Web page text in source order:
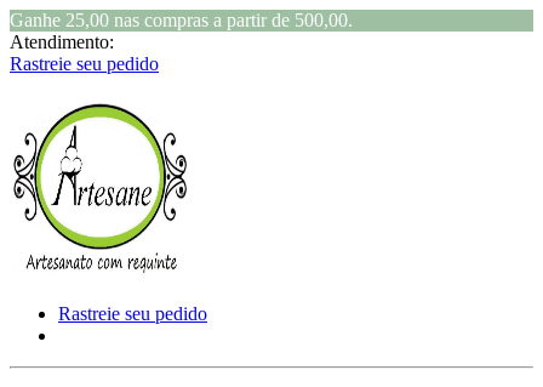
Ganhe 25,00 nas compras a partir de 500,00.
Atendimento:
Rastreie seu pedido
Rastreie seu pedido